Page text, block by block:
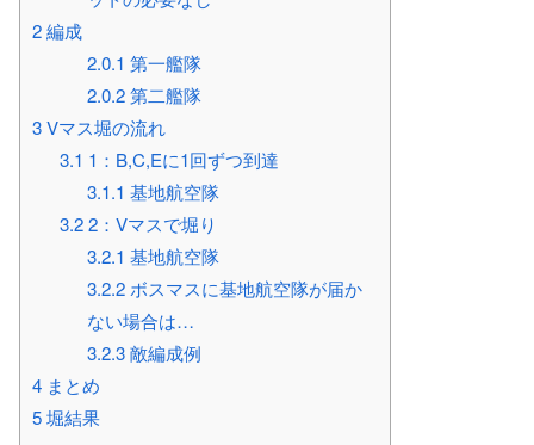
2編成
2.0.1 第一艦隊
2.0.2第二艦隊
3Vマス堀の流れ
3.1 1：B,C,Eに1回ずつ到達
3.1.1 基地航空隊
3.22：Vマスで堀り
3.2.1 基地航空隊
3.2.2ボスマスに基地航空隊が届か
ない場合は…
3.2.3敵編成例
4 まとめ
5堀結果